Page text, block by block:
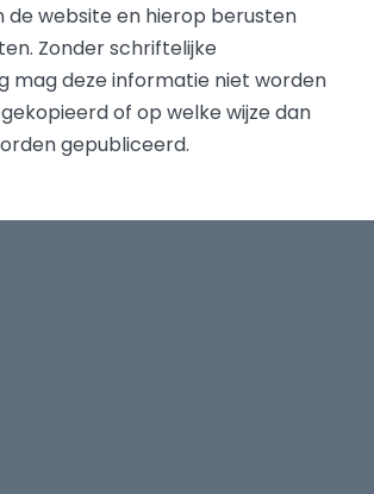
de website en hierop berusten
Zonder schriftelijke
mag deze informatie niet worden
of op welke wijze dan
gepubliceerd.